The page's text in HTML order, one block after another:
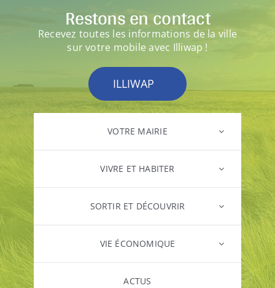
Restons en contact
Recevez toutes les informations de la ville
sur votre mobile avec Illiwap !
ILLIWAP
VOTRE MAIRIE
VIVRE ET HABITER
SORTIR ET DÉCOUVRIR
VIE ÉCONOMIQUE
ACTUS